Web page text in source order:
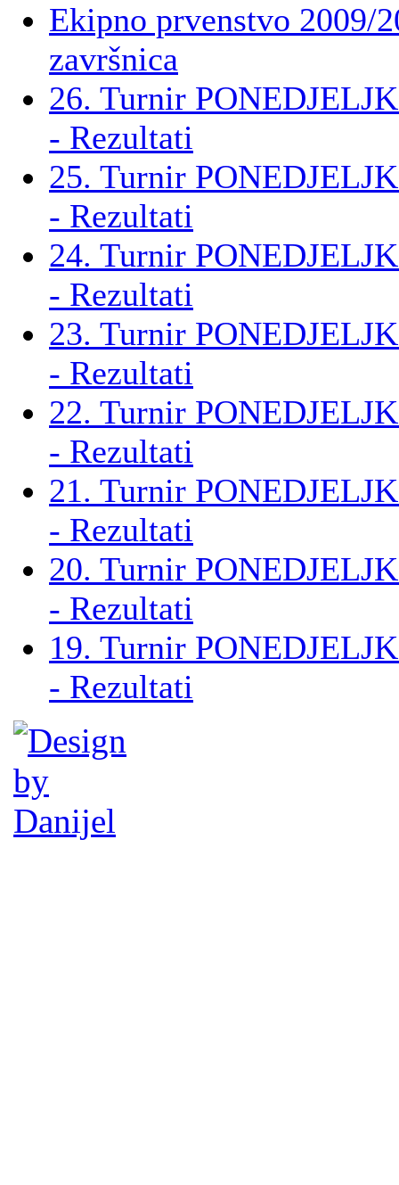
Ekipno prvenstvo 2009/
završnica
26. Turnir
- Rezultati
25. Turnir
- Rezultati
24. Turnir
- Rezultati
23. Turnir
- Rezultati
22. Turnir
- Rezultati
21. Turnir
- Rezultati
20. Turnir
- Rezultati
19. Turnir
- Rezultati